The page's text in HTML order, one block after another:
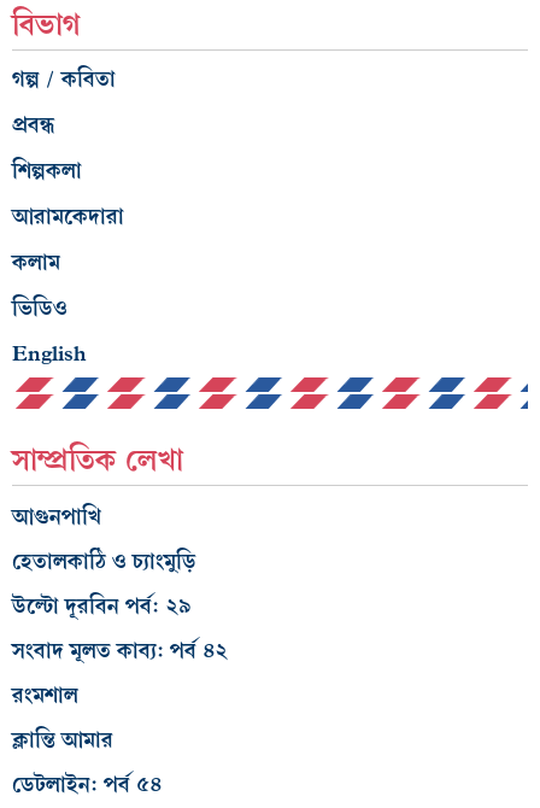
বিভাগ
গল্প / কবিতা
প্রবন্ধ
শিল্পকলা
আরামকেদারা
কলাম
ভিডিও
English
সাম্প্রতিক লেখা
আগুনপাখি
হেতালকাঠি ও চ্যাংমুড়ি
উল্টো দূরবিন পর্ব: ২৯
সংবাদ মূলত কাব্য: পর্ব ৪২
রংমশাল
ক্লান্তি আমার
ডেটলাইন: পর্ব ৫৪